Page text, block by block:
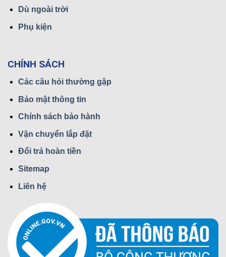
Dù ngoài trời
Phụ kiện
CHÍNH SÁCH
Các câu hỏi thường gặp
Bảo mật thông tin
Chính sách bảo hành
Vận chuyển lắp đặt
Đổi trả hoàn tiền
Sitemap
Liên hệ